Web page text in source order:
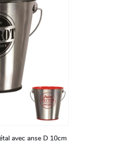
avec anse D 10cm